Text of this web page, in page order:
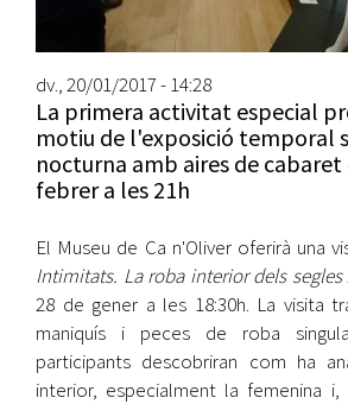
dv., 20/01/2017 - 14:28
La primera activitat especial
motiu de l'exposició temporal
nocturna amb aires de cabaret
febrer a les 21h
El Museu de Ca n'Oliver oferirà una
Intimitats. La roba interior dels segles
28 de gener a les 18:30h. La visita
maniquís i peces de roba
participants descobriran com ha
interior, especialment la femenina